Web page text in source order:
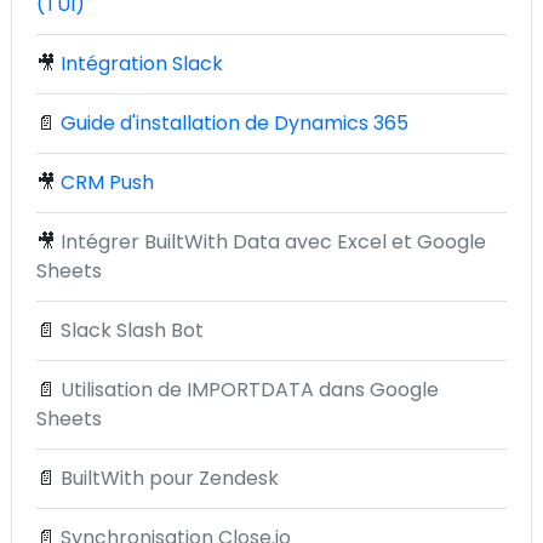
🎥 Intégration Slack
📄 Guide d'installation de Dynamics 365
🎥 CRM Push
🎥 Intégrer BuiltWith Data avec Excel et Google
Sheets
📄 Slack Slash Bot
📄 Utilisation de IMPORTDATA dans Google
Sheets
📄 BuiltWith pour Zendesk